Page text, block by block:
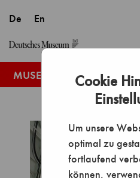
Cookie
Um unsere
optimal zu
fortlaufend
können,